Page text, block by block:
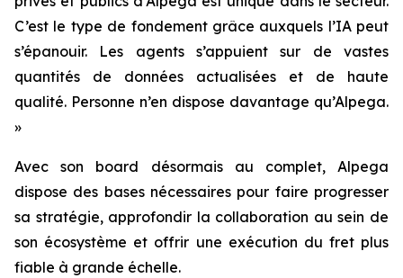
C’est le type de fondement grâce auxquels l’IA peut
s’épanouir. Les agents s’appuient sur de vastes
quantités de données actualisées et de haute
qualité. Personne n’en dispose davantage qu’Alpega.
»
Avec son board désormais au complet, Alpega
dispose des bases nécessaires pour faire progresser
sa stratégie, approfondir la collaboration au sein de
son écosystème et offrir une exécution du fret plus
fiable à grande échelle.